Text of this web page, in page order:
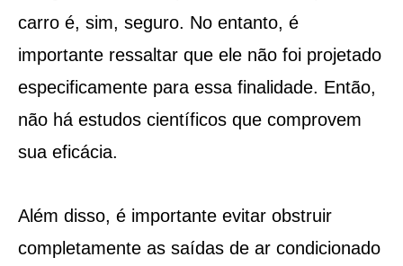
carro é, sim, seguro. No entanto, é
importante ressaltar que ele não foi projetado
especificamente para essa finalidade. Então,
não há estudos científicos que comprovem
sua eficácia.
Além disso, é importante evitar obstruir
completamente as saídas de ar condicionado